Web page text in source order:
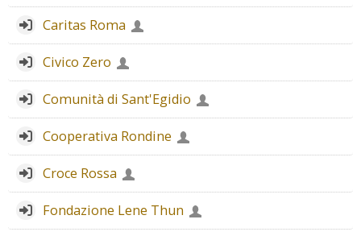
Caritas Roma
Civico Zero
Comunità di Sant'Egidio
Cooperativa Rondine
Croce Rossa
Fondazione Lene Thun